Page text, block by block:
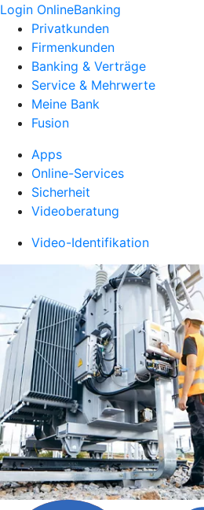
Login OnlineBanking
Privatkunden
Firmenkunden
Banking & Verträge
Service & Mehrwerte
Meine Bank
Fusion
Apps
Online-Services
Sicherheit
Videoberatung
Video-Identifikation